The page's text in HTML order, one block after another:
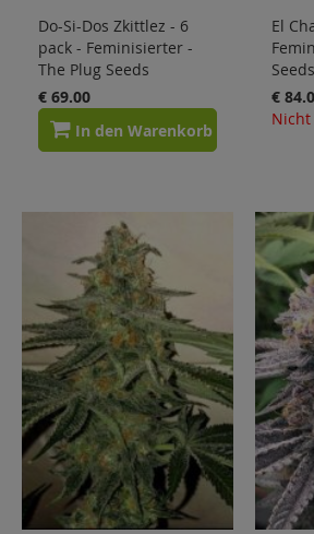
Do-Si-Dos Zkittlez - 6
pack - Feminisierter -
The Plug Seeds
€ 69.00
In den Warenkorb
El
Seeds
€